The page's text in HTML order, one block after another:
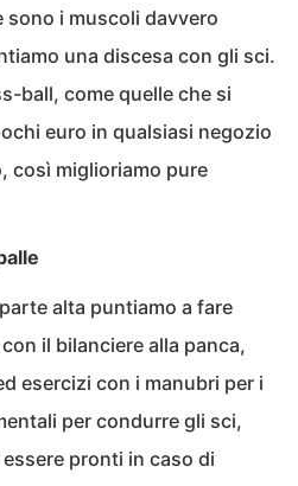
sono i muscoli davvero
una discesa con gli sci.
ball, come quelle che si
euro in qualsiasi negozio
così miglioriamo pure
alta puntiamo a fare
il bilanciere alla panca,
esercizi con i manubri per i
per condurre gli sci,
pronti in caso di